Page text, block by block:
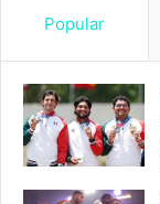
Popular